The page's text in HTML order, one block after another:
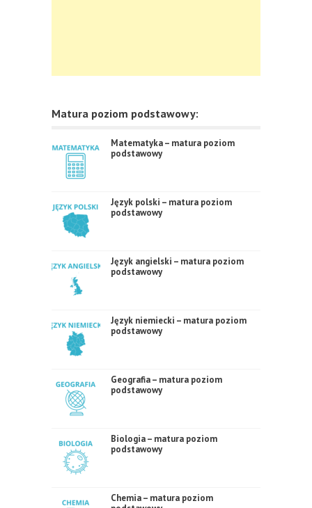
Matura poziom podstawowy:
Matematyka – matura poziom
podstawowy
Język polski – matura poziom
podstawowy
Język angielski – matura poziom
podstawowy
Język niemiecki – matura poziom
podstawowy
Geografia – matura poziom
podstawowy
Biologia – matura poziom
podstawowy
Chemia – matura poziom